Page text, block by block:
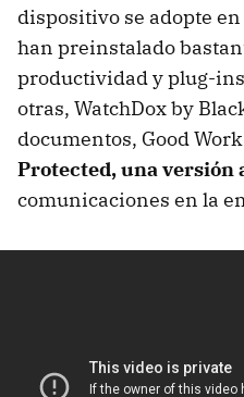
dispositivo se adopte
han preinstalado
productividad y plug-
otras, WatchDox by
documentos, Good
Protected, una versión
comunicaciones en la